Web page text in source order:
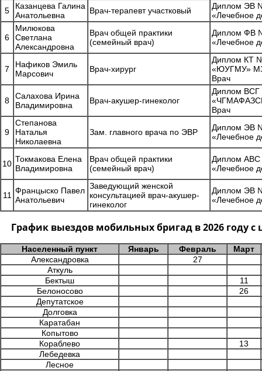
5
Казанцева Галина
Анатольевна
Врач-терапевт участковый
Диплом ЭВ
«Лечебное
6
Милюкова
Светлана
Александровна
Врач общей практики
(семейный врач)
Диплом ФВ
«Лечебное
7
Нафиков Эмиль
Марсович
Врач-хирург
Диплом КТ
«ЮУГМУ»
Врач
8
Салахова Ирина
Владимировна
Врач-акушер-гинеколог
Диплом
Врач
9
Степанова
Наталья
Николаевна
Зам. главного врача по ЭВР
Диплом ЭВ
«Лечебное
10 Токмакова Елена
Владимировна
Врач общей практики
(семейный врач)
Диплом
«Лечебное
11 Францыско Павел
Анатольевич
Заведующий женской
консультацией врач-акушер-
гинеколог
Диплом ЭВ
«Лечебное
График выездов мобильных бригад в 2026 году
Населенный пункт Январь Февраль
Март
Александровка
27
Аткуль
Бектыш
11
Белоносово
26
Депутатское
Долговка
Каратабан
Копытово
Кораблево
13
Лебедевка
Лесное